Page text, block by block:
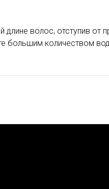
волос, отступив от
большим количеством